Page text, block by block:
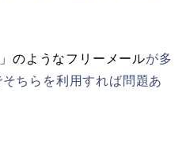
のようなフリーメールが多
ちらを利用すれば問題あ